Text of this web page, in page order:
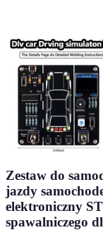
Zestaw do
jazdy
elektroniczny
spawalniczego